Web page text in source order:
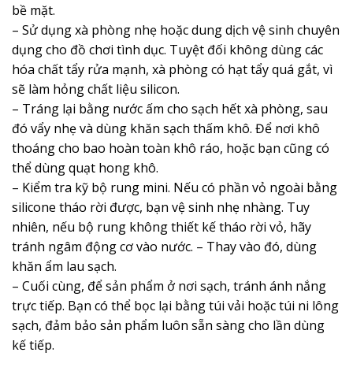
bề mặt.
– Sử dụng xà phòng nhẹ hoặc dung dịch vệ sinh chuyên
dụng cho đồ chơi tình dục. Tuyệt đối không dùng các
hóa chất tẩy rửa mạnh, xà phòng có hạt tẩy quá gắt, vì
sẽ làm hỏng chất liệu silicon.
– Tráng lại bằng nước ấm cho sạch hết xà phòng, sau
đó vẩy nhẹ và dùng khăn sạch thấm khô. Để nơi khô
thoáng cho bao hoàn toàn khô ráo, hoặc bạn cũng có
thể dùng quạt hong khô.
– Kiểm tra kỹ bộ rung mini. Nếu có phần vỏ ngoài bằng
silicone tháo rời được, bạn vệ sinh nhẹ nhàng. Tuy
nhiên, nếu bộ rung không thiết kế tháo rời vỏ, hãy
tránh ngâm động cơ vào nước. – Thay vào đó, dùng
khăn ẩm lau sạch.
– Cuối cùng, để sản phẩm ở nơi sạch, tránh ánh nắng
trực tiếp. Bạn có thể bọc lại bằng túi vải hoặc túi ni lông
sạch, đảm bảo sản phẩm luôn sẵn sàng cho lần dùng
kế tiếp.